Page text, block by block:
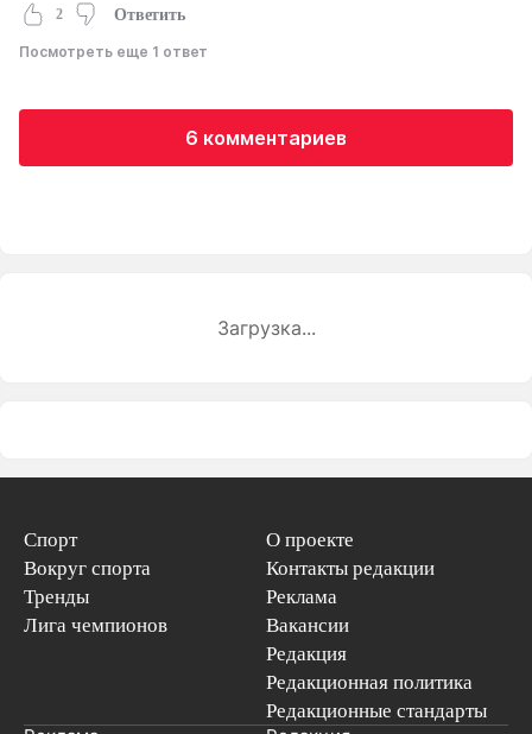
2 Ответить
Посмотреть еще 1 ответ
6 комментариев
Загрузка...
Спорт
Вокруг спорта
Тренды
Лига чемпионов
О проекте
Контакты редакции
Реклама
Вакансии
Редакция
Редакционная политика
Редакционные стандарты